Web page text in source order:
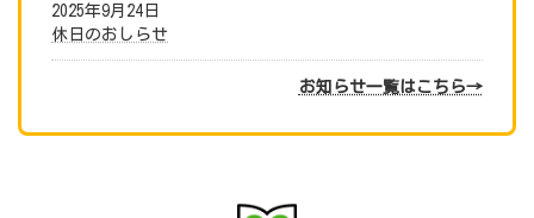
2025年9月24日
休日のおしらせ
お知らせ一覧はこちら→